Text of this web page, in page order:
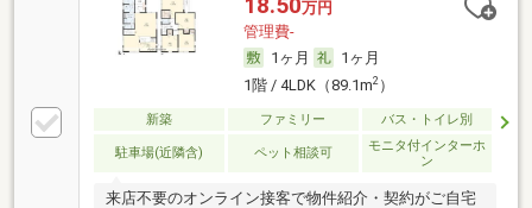
18.50万円
管理費-
1ヶ月
1ヶ月
1階 / 4LDK（89.1m2）
新築 ファミリー バス・トイレ別
駐車場(近隣含) ペット相談可
モニタ付インターホ
ン
来店不要のオンライン接客で物件紹介・契約がご自宅